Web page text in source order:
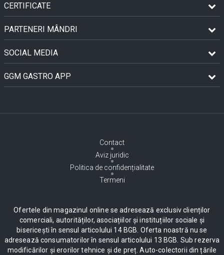
CERTIFICATE
PARTENERI MÂNDRI
SOCIAL MEDIA
GGM GASTRO APP
Contact
Aviz juridic
Politica de confidențialitate
Termeni
Ofertele din magazinul online se adresează exclusiv clienților
comerciali, autorităților, asociațiilor și instituțiilor sociale și
bisericești în sensul articolului 14 BGB. Oferta noastră nu se
adresează consumatorilor în sensul articolului 13 BGB. Sub rezerva
modificărilor și erorilor tehnice și de preț. Auto-colectorii din țările